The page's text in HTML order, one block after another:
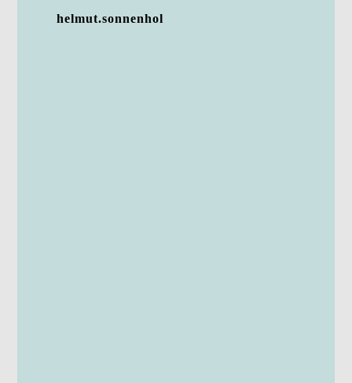
helmut.sonnenhol